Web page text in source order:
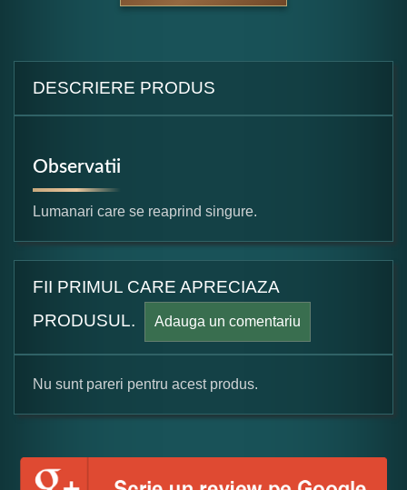
DESCRIERE PRODUS
Observatii
Lumanari care se reaprind singure.
FII PRIMUL CARE APRECIAZA
PRODUSUL.
Adauga un comentariu
Formular pareri client
Numele dumneavoastra:
Nu sunt pareri pentru acest produs.